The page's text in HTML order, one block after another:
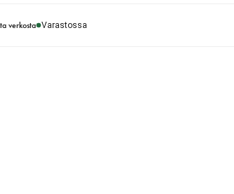
verkosta Varastossa